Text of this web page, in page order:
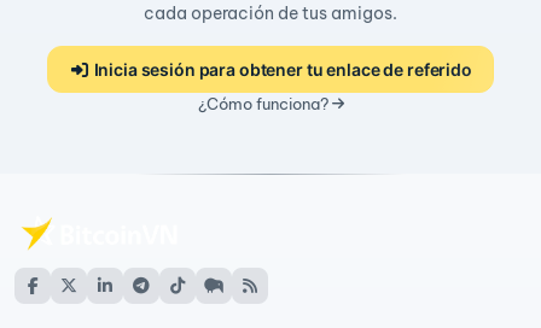
cada operación de tus amigos.
Inicia sesión para obtener tu enlace de referido
¿Cómo funciona?